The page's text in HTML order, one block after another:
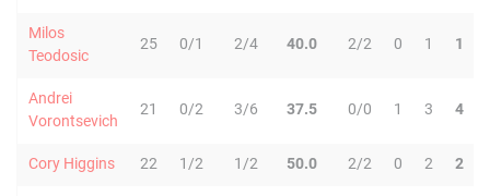
Milos
Teodosic
25 0/1 2/4 40.0 2/2 0 1 1
Andrei
Vorontsevich
21 0/2 3/6 37.5 0/0 1 3 4
Cory Higgins 22 1/2 1/2 50.0 2/2 0 2 2